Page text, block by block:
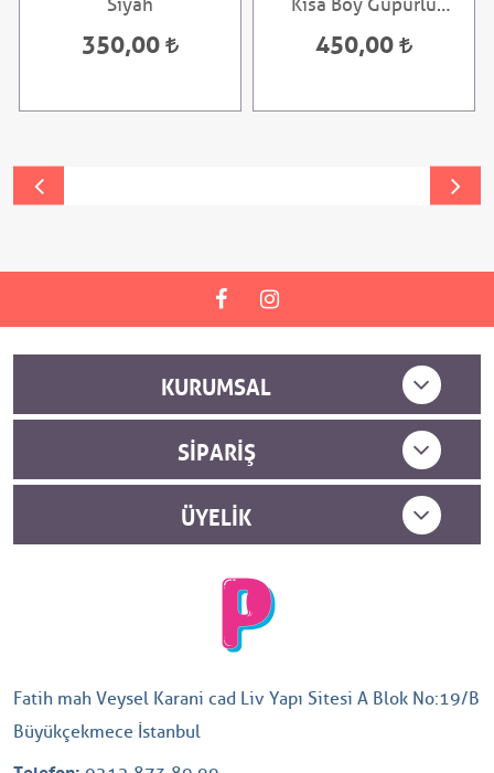
Siyah
350,00
Kısa Boy Güpürlü
450,00
KURUMSAL
SIPARIŞ
ÜYELIK
Fatih mah Veysel Karani cad Liv Yapı Sitesi A Blok No:19/B
Büyükçekmece İstanbul